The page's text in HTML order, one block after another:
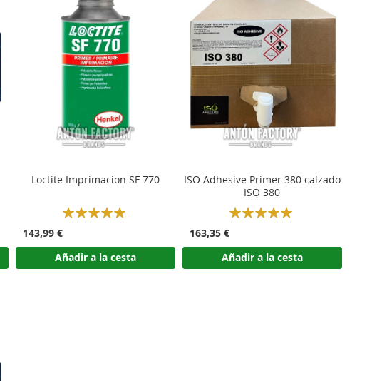
Loctite Imprimacion SF 770
Rating:
143,99 €
Añadir a la cesta
ISO Adhesive Primer 380 calzado
ISO 380
Rating:
163,35 €
Añadir a la cesta